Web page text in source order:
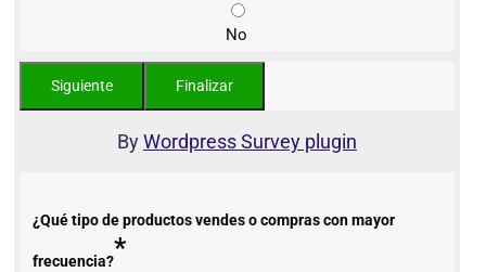
No
ByWordpress Survey plugin
¿Qué tipo de productos vendes o compras con mayor
frecuencia?*